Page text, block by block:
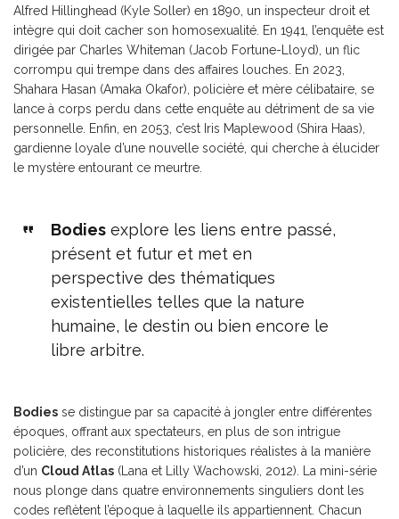
Alfred Hillinghead (Kyle Soller) en 1890, un inspecteur droit et
intègre qui doit cacher son homosexualité. En 1941, l’enquête est
dirigée par Charles Whiteman (Jacob Fortune-Lloyd), un flic
corrompu qui trempe dans des affaires louches. En 2023,
Shahara Hasan (Amaka Okafor), policière et mère célibataire, se
lance à corps perdu dans cette enquête au détriment de sa vie
personnelle. Enfin, en 2053, c’est Iris Maplewood (Shira Haas),
gardienne loyale d’une nouvelle société, qui cherche à élucider
le mystère entourant ce meurtre.
Bodiesexplore les liens entre passé,
présent et futur et met en
perspective des thématiques
existentielles telles que la nature
humaine, le destin ou bien encore le
libre arbitre.
Bodies se distingue par sa capacité à jongler entre différentes
époques, offrant aux spectateurs, en plus de son intrigue
policière, des reconstitutions historiques réalistes à la manière
d’un Cloud Atlas (Lana et Lilly Wachowski, 2012). La mini-série
nous plonge dans quatre environnements singuliers dont les
codes reflètent l’époque à laquelle ils appartiennent. Chacun